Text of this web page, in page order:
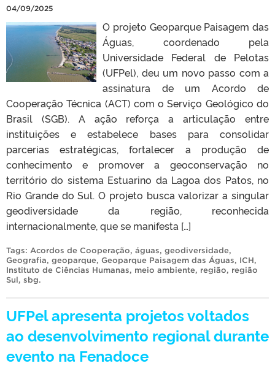
04/09/2025
O projeto Geoparque Paisagem das
Águas, coordenado pela
Universidade Federal de Pelotas
(UFPel), deu um novo passo com a
assinatura de um Acordo de
Cooperação Técnica (ACT) com o Serviço Geológico do
Brasil (SGB). A ação reforça a articulação entre
instituições e estabelece bases para consolidar
parcerias estratégicas, fortalecer a produção de
conhecimento e promover a geoconservação no
território do sistema Estuarino da Lagoa dos Patos, no
Rio Grande do Sul. O projeto busca valorizar a singular
geodiversidade da região, reconhecida
internacionalmente, que se manifesta […]
Tags: Acordos de Cooperação, águas, geodiversidade,
Geografia, geoparque, Geoparque Paisagem das Águas, ICH,
Instituto de Ciências Humanas, meio ambiente, região, região
Sul, sbg.
UFPel apresenta projetos voltados
ao desenvolvimento regional durante
evento na Fenadoce